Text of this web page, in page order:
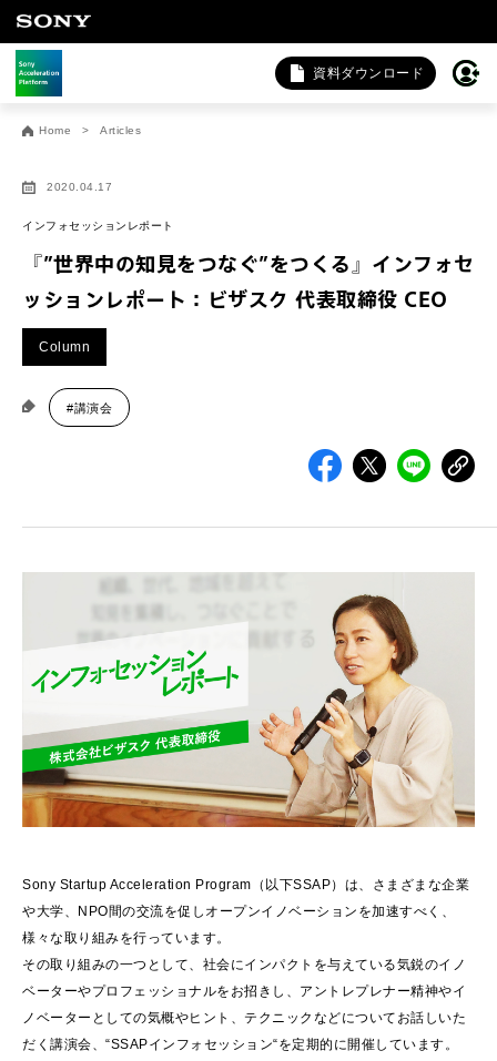
資料ダウンロード
Home Articles
2020.04.17
インフォセッションレポート
『”世界中の知見をつなぐ”をつくる』インフォセ
ッションレポート：ビザスク 代表取締役 CEO
Column
#講演会
Sony Startup Acceleration Program（以下SSAP）は、さまざまな企業
や大学、NPO間の交流を促しオープンイノベーションを加速すべく、
様々な取り組みを行っています。
その取り組みの一つとして、社会にインパクトを与えている気鋭のイノ
ベーターやプロフェッショナルをお招きし、アントレプレナー精神やイ
ノベーターとしての気概やヒント、テクニックなどについてお話しいた
だく講演会、“SSAPインフォセッション“を定期的に開催しています。
お問い合わせ
法人向けサービスに関するご相談・お問い合わせは以下のボタ
法人お問い合わせ
FAQ&個人お問い合わせは以下のボタンからお願いします。
FAQ & 個人お問い合わせ